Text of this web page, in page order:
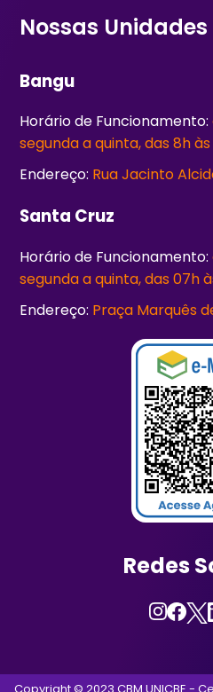
Nossas Unidades
Bangu
Horário de Funcionamento:
segunda a quinta, das 8h às
Endereço: Rua Jacinto
Santa Cruz
Horário de Funcionamento:
segunda a quinta, das 07h
Endereço: Praça Marquês
Redes